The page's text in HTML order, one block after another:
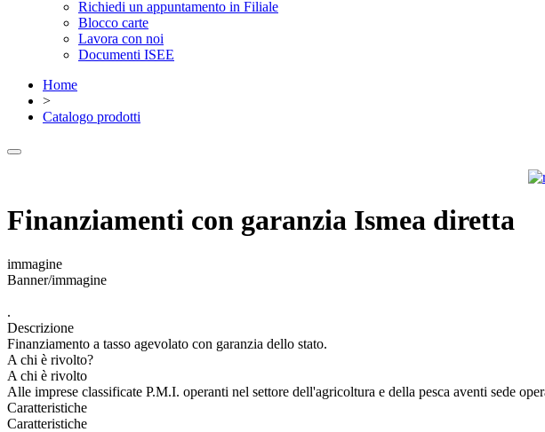
Richiedi un appuntamento in Filiale
Blocco carte
Lavora con noi
Documenti ISEE
Home
>
Catalogo prodotti
Finanziamenti con garanzia Ismea diretta
immagine
Banner/immagine
.
Descrizione
Finanziamento a tasso agevolato con garanzia dello stato.
A chi è rivolto?
A chi è rivolto
Alle imprese classificate P.M.I. operanti nel settore dell'agricoltura e della pesca aventi sede
Caratteristiche
Caratteristiche